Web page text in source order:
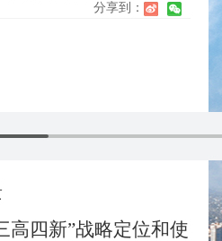
分享到：
高四新”战略定位和使